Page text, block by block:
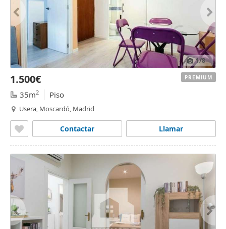
1/8
1.500€
35m2 Piso
Usera, Moscardó, Madrid
Llamar
Contactar
PREMIUM